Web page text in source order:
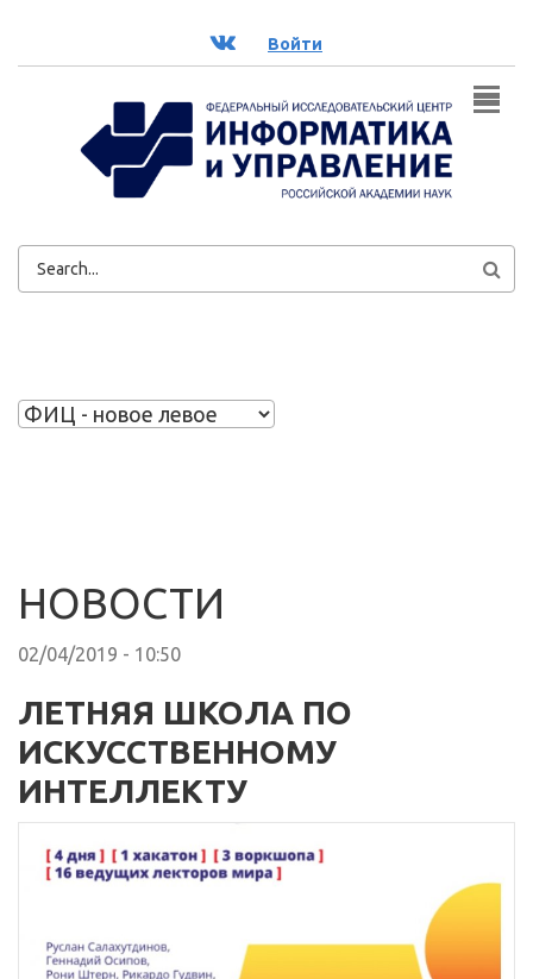
ВК Войти
ФОРМА
НОВОСТИ
02/04/2019 - 10:50
ЛЕТНЯЯ ШКОЛА ПО
ИСКУССТВЕННОМУ
ИНТЕЛЛЕКТУ